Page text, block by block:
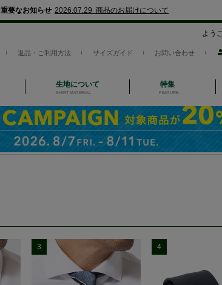
重要なお知らせ 2026.07.29 商品のお届けについて
よう
返品・ご利用方法 サイズガイド お問い合わせ
生地について
SHIRT MATERIAL
特集
FEATURE
3 4